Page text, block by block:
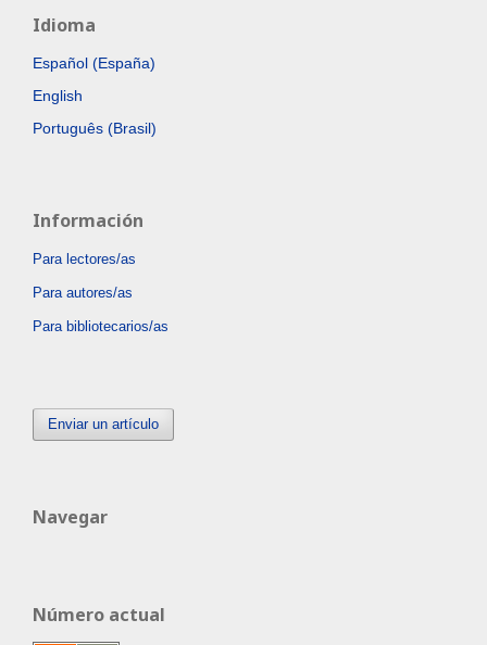
Idioma
Español (España)
English
Português (Brasil)
Información
Para lectores/as
Para autores/as
Para bibliotecarios/as
Enviar un artículo
Navegar
Número actual